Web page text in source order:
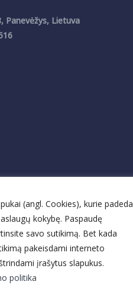
(angl. Cookies), kurie padeda
kokybę. Paspaudę
savo sutikimą. Bet kada
pakeisdami interneto
įrašytus slapukus.
politika
Panevėžys, Lietuva